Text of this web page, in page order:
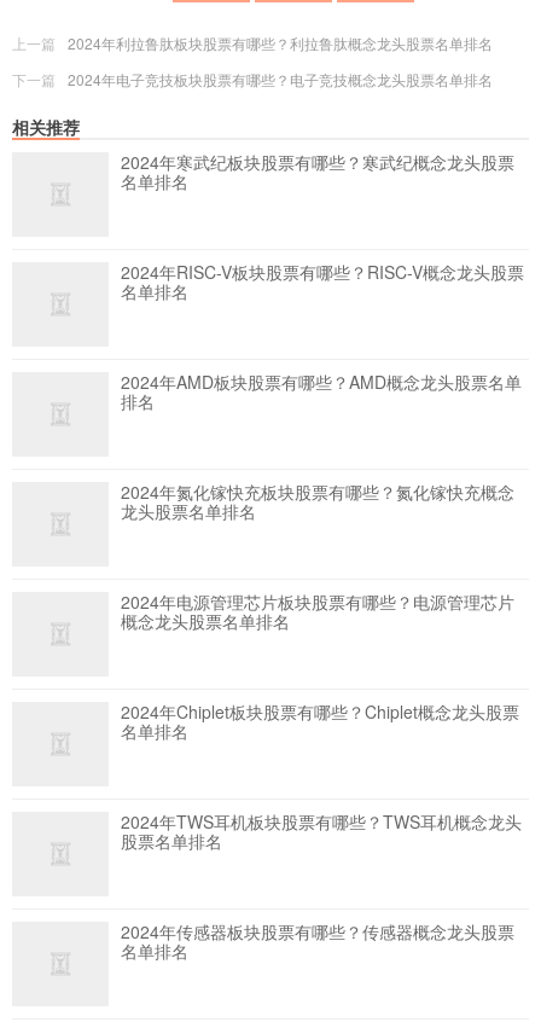
上一篇
2024年利拉鲁肽板块股票有哪些？利拉鲁肽概念龙头股票名单排名
下一篇
2024年电子竞技板块股票有哪些？电子竞技概念龙头股票名单排名
相关推荐
2024年寒武纪板块股票有哪些？寒武纪概念龙头股票
名单排名
2024年RISC-V板块股票有哪些？RISC-V概念龙头股票
名单排名
2024年AMD板块股票有哪些？AMD概念龙头股票名单
排名
2024年氮化镓快充板块股票有哪些？氮化镓快充概念
龙头股票名单排名
2024年电源管理芯片板块股票有哪些？电源管理芯片
概念龙头股票名单排名
2024年Chiplet板块股票有哪些？Chiplet概念龙头股票
名单排名
2024年TWS耳机板块股票有哪些？TWS耳机概念龙头
股票名单排名
2024年传感器板块股票有哪些？传感器概念龙头股票
名单排名